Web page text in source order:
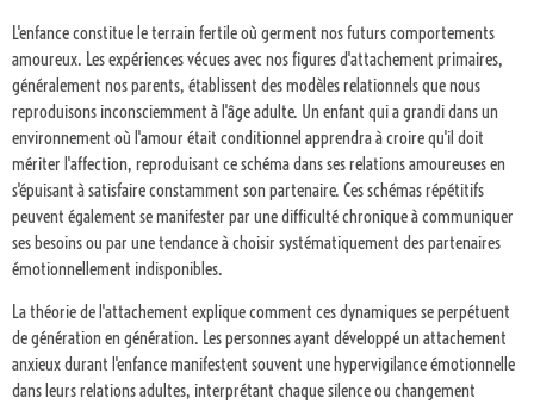
L'enfance constitue le terrain fertile où germent nos futurs comportements
amoureux. Les expériences vécues avec nos figures d'attachement primaires,
généralement nos parents, établissent des modèles relationnels que nous
reproduisons inconsciemment à l'âge adulte. Un enfant qui a grandi dans un
environnement où l'amour était conditionnel apprendra à croire qu'il doit
mériter l'affection, reproduisant ce schéma dans ses relations amoureuses en
s'épuisant à satisfaire constamment son partenaire. Ces schémas répétitifs
peuvent également se manifester par une difficulté chronique à communiquer
ses besoins ou par une tendance à choisir systématiquement des partenaires
émotionnellement indisponibles.
La théorie de l'attachement explique comment ces dynamiques se perpétuent
de génération en génération. Les personnes ayant développé un attachement
anxieux durant l'enfance manifestent souvent une hypervigilance émotionnelle
dans leurs relations adultes, interprétant chaque silence ou changement